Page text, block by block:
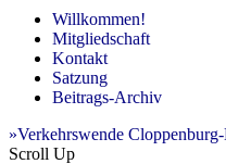
Willkommen!
Mitgliedschaft
Kontakt
Satzung
Beitrags-Archiv
»Verkehrswende
Scroll Up